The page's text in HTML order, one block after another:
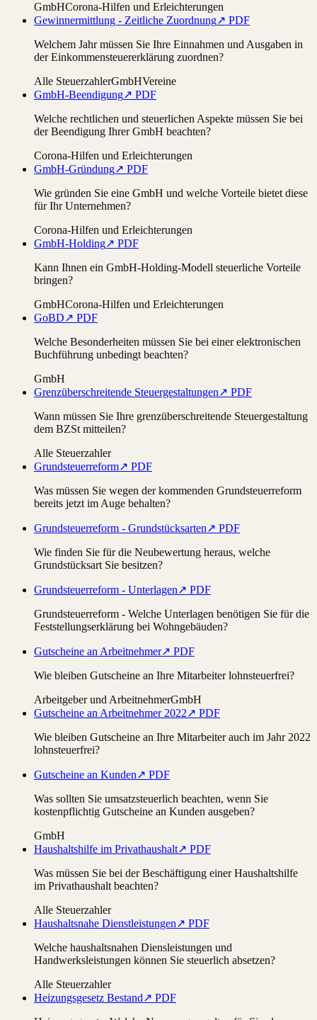
GmbHCorona-Hilfen und Erleichterungen
Gewinnermittlung - Zeitliche Zuordnung↗ PDF
Welchem Jahr müssen Sie Ihre Einnahmen und Ausgaben in
der Einkommensteuererklärung zuordnen?
Alle SteuerzahlerGmbHVereine
GmbH-Beendigung↗ PDF
Welche rechtlichen und steuerlichen Aspekte müssen Sie bei
der Beendigung Ihrer GmbH beachten?
Corona-Hilfen und Erleichterungen
GmbH-Gründung↗ PDF
Wie gründen Sie eine GmbH und welche Vorteile bietet diese
für Ihr Unternehmen?
Corona-Hilfen und Erleichterungen
GmbH-Holding↗ PDF
Kann Ihnen ein GmbH-Holding-Modell steuerliche Vorteile
bringen?
GmbHCorona-Hilfen und Erleichterungen
GoBD↗ PDF
Welche Besonderheiten müssen Sie bei einer elektronischen
Buchführung unbedingt beachten?
GmbH
Grenzüberschreitende Steuergestaltungen↗ PDF
Wann müssen Sie Ihre grenzüberschreitende Steuergestaltung
dem BZSt mitteilen?
Alle Steuerzahler
Grundsteuerreform↗ PDF
Was müssen Sie wegen der kommenden Grundsteuerreform
bereits jetzt im Auge behalten?
Grundsteuerreform - Grundstücksarten↗ PDF
Wie finden Sie für die Neubewertung heraus, welche
Grundstücksart Sie besitzen?
Grundsteuerreform - Unterlagen↗ PDF
Grundsteuerreform - Welche Unterlagen benötigen Sie für die
Feststellungserklärung bei Wohngebäuden?
Gutscheine an Arbeitnehmer↗ PDF
Wie bleiben Gutscheine an Ihre Mitarbeiter lohnsteuerfrei?
Arbeitgeber und ArbeitnehmerGmbH
Gutscheine an Arbeitnehmer 2022↗ PDF
Wie bleiben Gutscheine an Ihre Mitarbeiter auch im Jahr 2022
lohnsteuerfrei?
Gutscheine an Kunden↗ PDF
Was sollten Sie umsatzsteuerlich beachten, wenn Sie
kostenpflichtig Gutscheine an Kunden ausgeben?
GmbH
Haushaltshilfe im Privathaushalt↗ PDF
Was müssen Sie bei der Beschäftigung einer Haushaltshilfe
im Privathaushalt beachten?
Alle Steuerzahler
Haushaltsnahe Dienstleistungen↗ PDF
Welche haushaltsnahen Diensleistungen und
Handwerksleistungen können Sie steuerlich absetzen?
Alle Steuerzahler
Heizungsgesetz Bestand↗ PDF